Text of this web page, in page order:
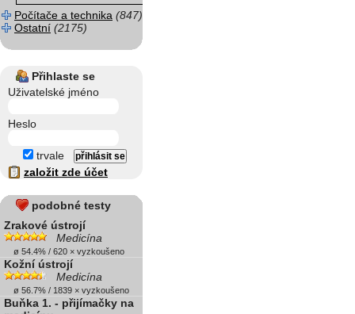
Počítače a technika (847)
Ostatní (2175)
Přihlaste se
Uživatelské jméno
Heslo
trvale
založit zde účet
podobné testy
Zrakové ústrojí
Medicína
ø 54.4% / 620 × vyzkoušeno
Kožní ústrojí
Medicína
ø 56.7% / 1839 × vyzkoušeno
Buňka 1. - přijímačky na